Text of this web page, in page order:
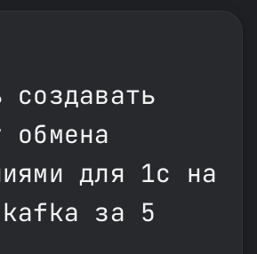
создавать
обмена
для 1с на
за 5